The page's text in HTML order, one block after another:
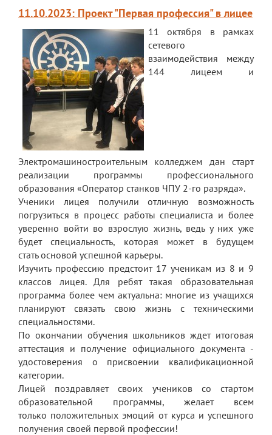
Обращение директора
Гостевая книга
Результаты самообследования
Финансово-хозяйственная деятельность
Реализация антикоррупционной
политики
Знак «За вклад в развитие лицея»
Учебный процесс
Начальная школа
Основная и старшая школа
Оценочные процедуры
Итоговая аттестация
ЕГЭ
ОГЭ
Воспитательная работа
Патриотическое воспитание
Воспитательный отдел
Служба сопровождения
Спортивная жизнь
11.10.2023: Проект "Первая профессия" в лицее
11 октября в рамках
сетевого
взаимодействия между
144 лицеем и
Электромашиностроительным колледжем дан старт
реализации программы профессионального
образования «Оператор станков ЧПУ 2-го разряда».
Ученики лицея получили отличную возможность
погрузиться в процесс работы специалиста и более
уверенно войти во взрослую жизнь, ведь у них уже
будет специальность, которая может в будущем
стать основой успешной карьеры.
Изучить профессию предстоит 17 ученикам из 8 и 9
классов лицея. Для ребят такая образовательная
программа более чем актуальна: многие из учащихся
планируют связать свою жизнь с техническими
специальностями.
По окончании обучения школьников ждет итоговая
аттестация и получение официального документа -
удостоверения о присвоении квалификационной
категории.
Лицей поздравляет своих учеников со стартом
образовательной программы, желает всем
только положительных эмоций от курса и успешного
получения своей первой профессии!